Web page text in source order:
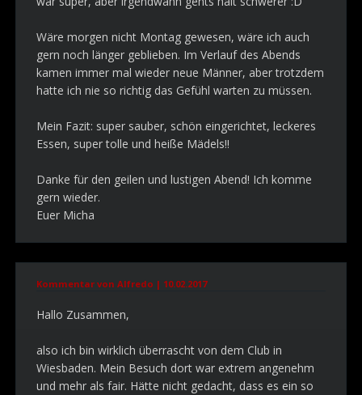
Wäre morgen nicht Montag gewesen, wäre ich auch
gern noch länger geblieben. Im Verlauf des Abends
kamen immer mal wieder neue Männer, aber trotzdem
hatte ich nie so richtig das Gefühl warten zu müssen.
Mein Fazit: super sauber, schön eingerichtet, leckeres
Essen, super tolle und heiße Mädels!!
Danke für den geilen und lustigen Abend! Ich komme
gern wieder.
Euer Micha
Kommentar von Alfredo | 10.02.2017
Hallo Zusammen,
also ich bin wirklich überrascht von dem Club in
Wiesbaden. Mein Besuch dort war extrem angenehm
und mehr als fair. Hätte nicht gedacht, dass es ein so